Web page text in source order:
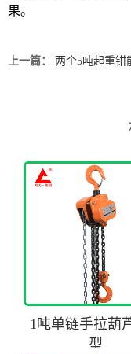
果。
上一篇：
两个5吨起重钳
1吨单链手拉葫
型